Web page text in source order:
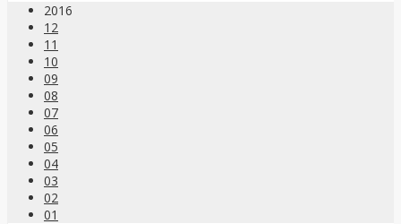
2016
12
11
10
09
08
07
06
05
04
03
02
01